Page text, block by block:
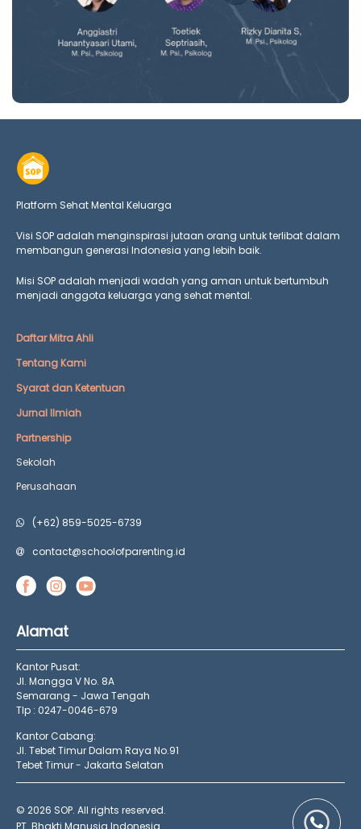
Platform Sehat Mental Keluarga
Visi SOP adalah menginspirasi jutaan orang untuk terlibat dalam
membangun generasi Indonesia yang lebih baik.
Misi SOP adalah menjadi wadah yang aman untuk bertumbuh
menjadi anggota keluarga yang sehat mental.
Daftar Mitra Ahli
Tentang Kami
Syarat dan Ketentuan
Jurnal Ilmiah
Partnership
Sekolah
Perusahaan
(+62) 859-5025-6739
contact@schoolofparenting.id
Alamat
Kantor Pusat:
Jl. Mangga V No. 8A
Semarang - Jawa Tengah
Tlp : 0247-0046-679
Kantor Cabang:
Jl. Tebet Timur Dalam Raya No.91
Tebet Timur - Jakarta Selatan
© 2026 SOP. All rights reserved.
PT. Bhakti Manusia Indonesia